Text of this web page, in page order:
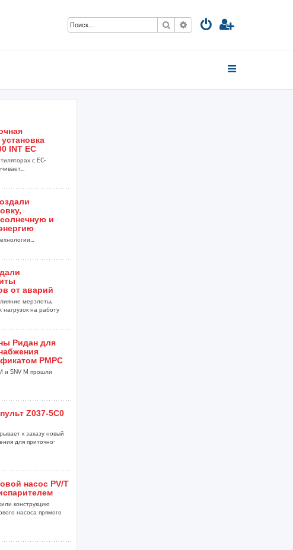
Поиск Расширенный поиск
INT EC
с EC-
и
от аварий
мерзлоты,
на работу
Ридан для
РМРС
и SNV M прошли
Z037-5C0
к заказу новый
для приточно-
насос PV/T
конструкцию
насоса прямого